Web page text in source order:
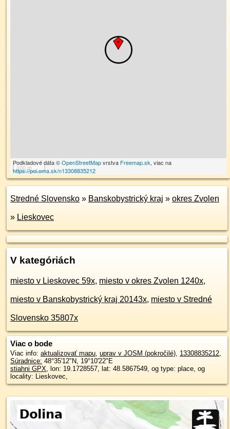
100 m
Podkladové dáta ©OpenStreetMapvrstva Freemap.sk, viac na
https://poi.oma.sk/n13308835212
Stredné Slovensko » Banskobystrický kraj » okres Zvolen
» Lieskovec
V kategóriách
miesto v Lieskovec 59x, miesto v okres Zvolen 1240x,
miesto v Banskobystrický kraj 20143x, miesto v Stredné
Slovensko 35807x
Viac o bode
Viac info: aktualizovať mapu, uprav v JOSM (pokročilé), 13308835212,
Súradnice: 48°35'12"N, 19°10'22"E
stiahni GPX, lon: 19.1728557, lat: 48.5867549, og type: place, og
locality: Lieskovec,